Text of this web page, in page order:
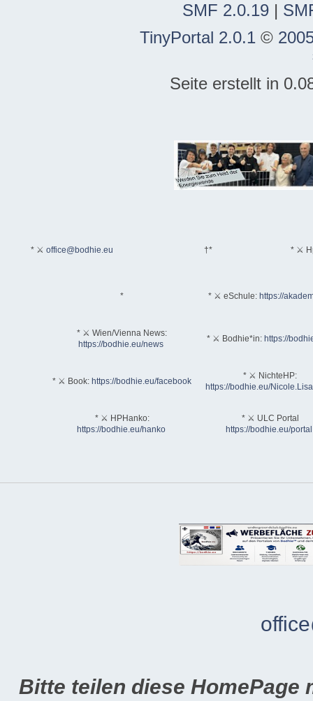
SMF 2.0.19|
TinyPortal 2.0.1©
Seite erstellt in
* ⚔ office@bodhie.eu †* * ⚔
* * ⚔ eSchule: https://
* ⚔ Wien/Vienna News:
https://bodhie.eu/news
* ⚔ Bodhie*in: https://
* ⚔ Book: https://bodhie.eu/facebook
* ⚔ NichteHP:
https://bodhie.eu/
* ⚔ HPHanko:
https://bodhie.eu/hanko
* ⚔ ULC Portal
https://bodhie.eu/portal
Bitte teilen diese HomePage